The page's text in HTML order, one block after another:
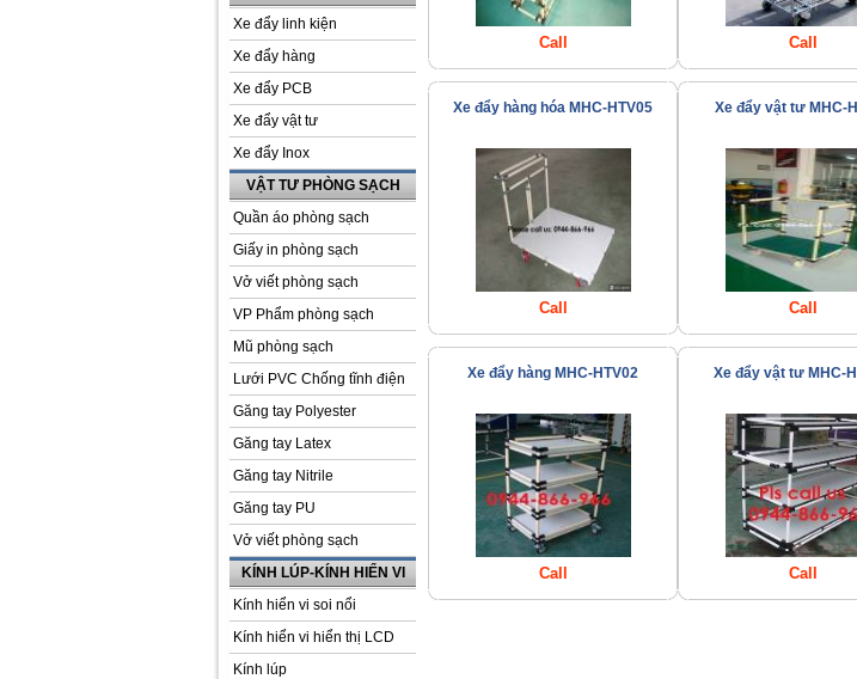
Xe đẩy linh kiện
Xe đẩy hàng
Xe đẩy PCB
Xe đẩy vật tư
Xe đẩy Inox
VẬT TƯ PHÒNG SẠCH
Quần áo phòng sạch
Giấy in phòng sạch
Vở viết phòng sạch
VP Phẩm phòng sạch
Mũ phòng sạch
Lưới PVC Chống tĩnh điện
Găng tay Polyester
Găng tay Latex
Găng tay Nitrile
Găng tay PU
Vở viết phòng sạch
KÍNH LÚP-KÍNH HIỂN VI
Kính hiển vi soi nổi
Kính hiển vi hiển thị LCD
Kính lúp
Call Call
Xe đẩy hàng hóa MHC-HTV05
Call
Xe đẩy vật tư MHC-
Call
Xe đẩy hàng MHC-HTV02
Call
Xe đẩy vật tư MHC-
Call